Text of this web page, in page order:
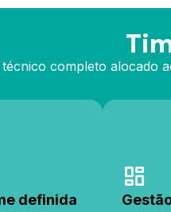
técnico completo alocado
definida